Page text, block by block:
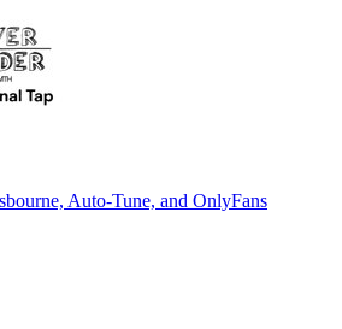
Auto-Tune, and OnlyFans